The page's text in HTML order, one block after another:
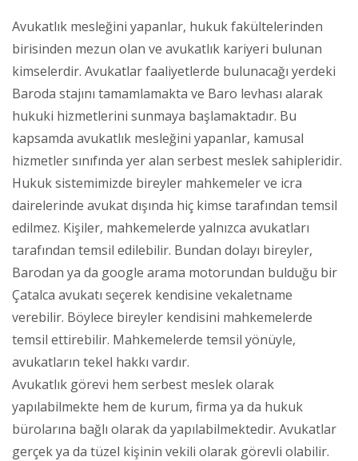
Avukatlık mesleğini yapanlar, hukuk fakültelerinden
birisinden mezun olan ve avukatlık kariyeri bulunan
kimselerdir. Avukatlar faaliyetlerde bulunacağı yerdeki
Baroda stajını tamamlamakta ve Baro levhası alarak
hukuki hizmetlerini sunmaya başlamaktadır. Bu
kapsamda avukatlık mesleğini yapanlar, kamusal
hizmetler sınıfında yer alan serbest meslek sahipleridir.
Hukuk sistemimizde bireyler mahkemeler ve icra
dairelerinde avukat dışında hiç kimse tarafından temsil
edilmez. Kişiler, mahkemelerde yalnızca avukatları
tarafından temsil edilebilir. Bundan dolayı bireyler,
Barodan ya da google arama motorundan bulduğu bir
Çatalca avukatı seçerek kendisine vekaletname
verebilir. Böylece bireyler kendisini mahkemelerde
temsil ettirebilir. Mahkemelerde temsil yönüyle,
avukatların tekel hakkı vardır.
Avukatlık görevi hem serbest meslek olarak
yapılabilmekte hem de kurum, firma ya da hukuk
bürolarına bağlı olarak da yapılabilmektedir. Avukatlar
gerçek ya da tüzel kişinin vekili olarak görevli olabilir.